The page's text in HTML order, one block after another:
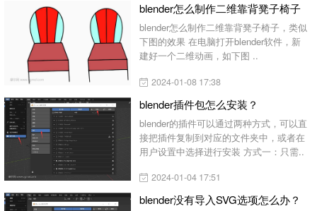
blender怎么制作二维靠背凳子椅子
blender怎么制作二维靠背凳子椅子，类似
下图的效果 在电脑打开blender软件，新
建好一个二维动画，如下图 ..
2024-01-08 17:38
blender插件包怎么安装？
blender的插件可以通过两种方式，可以直
接把插件复制到对应的文件夹中，或者在
用户设置中选择进行安装 方式一：只需..
2024-01-04 17:51
blender没有导入SVG选项怎么办？